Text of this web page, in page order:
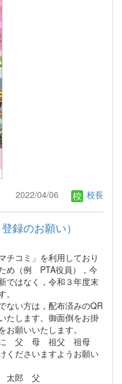
2022/04/06 校長
録のお願い）
チコミ」を利用しており
め（例 PTA役員），今
ではなく，令和３年度末
ない方は，配布済みのQR
たします。御面倒をお掛
願いいたします。
に 父 母 祖父 祖母
ださいますようお願い
郎 父